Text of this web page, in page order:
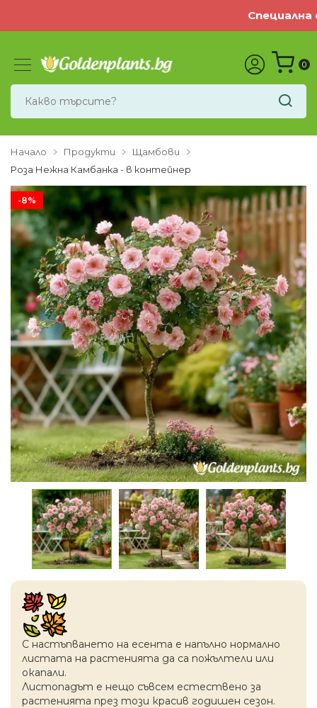
Специална
0
Начало Продукти
Щамбови
Роза Нежна Камбанка - в контейнер
-8%
С настъпването на есентa е напълно нормално
листата на растенията да са пожълтели или
окапaли.
Листопадът е нещо съвсем естествено за
растенията през този красив годишен сезон.